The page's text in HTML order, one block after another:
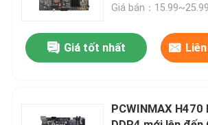
Yêu cầu báo giá
Thẻ đồ họa khai thác
Micro ATX cho PC
Giá bán：
Giá tốt nhất
PCWINMAX H470